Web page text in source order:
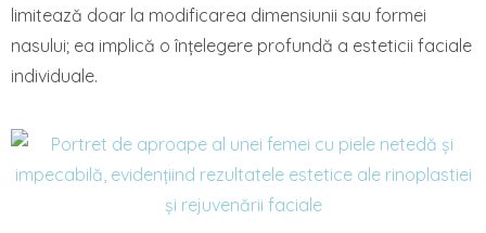
limitează doar la modificarea dimensiunii sau formei
nasului; ea implică o înțelegere profundă a esteticii faciale
individuale.